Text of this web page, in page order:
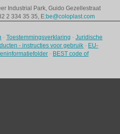
Industrial Park, Guido Gezellestraat
2 334 35 35, E:be@coloplast.com
- Toestemmingsverklaring - Juridische
- instructies voor gebruik - EU-
- BEST code of